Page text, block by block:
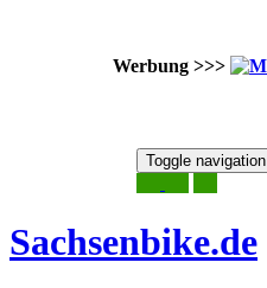
Werbung >>>
Toggle navigation
Sachsenbike.de